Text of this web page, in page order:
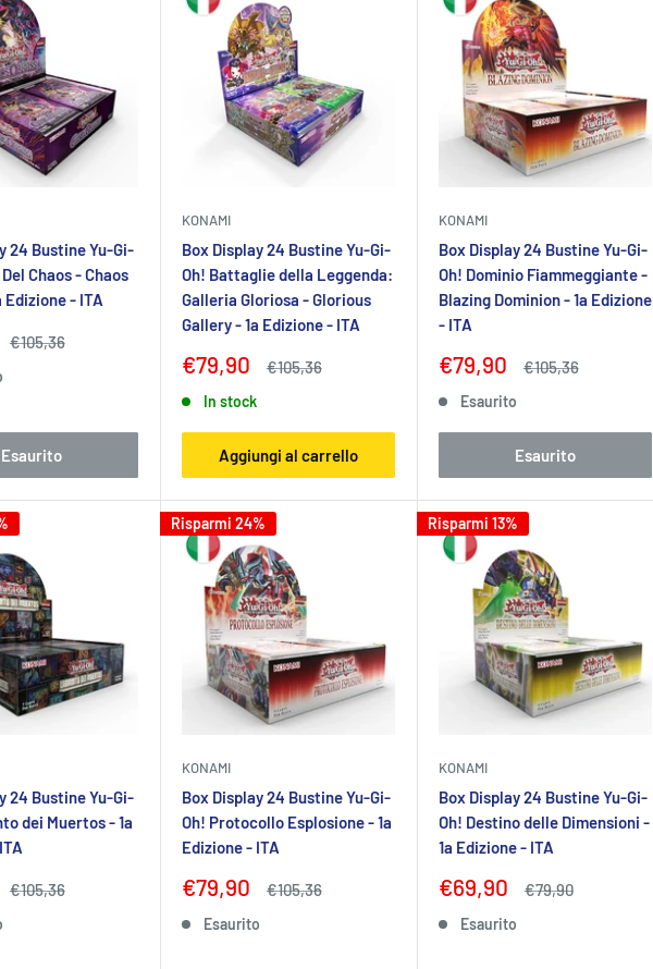
24 Bustine Yu-Gi-
Chaos - Chaos
Edizione - ITA
Prezzo
€105,36
Esaurito
KONAMI
Box Display 24 Bustine Yu-Gi-
Oh! Battaglie della Leggenda:
Galleria Gloriosa - Glorious
Gallery - 1a Edizione - ITA
Prezzo
€79,90 Prezzo
€105,36
In stock
Aggiungi al carrello
KONAMI
Box Display 24 Bustine Yu-Gi-
Oh! Dominio Fiammeggiante -
Blazing Dominion - 1a Edizione
- ITA
Prezzo
€79,90 Prezzo
€105,36
Esaurito
Esaurito
24 Bustine Yu-Gi-
dei Muertos - 1a
Prezzo
€105,36
Risparmi 24%
KONAMI
Box Display 24 Bustine Yu-Gi-
Oh! Protocollo Esplosione - 1a
Edizione - ITA
Prezzo
€79,90 Prezzo
€105,36
Esaurito
Risparmi 13%
KONAMI
Box Display 24 Bustine Yu-Gi-
Oh! Destino delle Dimensioni -
1a Edizione - ITA
Prezzo
€69,90 Prezzo
€79,90
Esaurito